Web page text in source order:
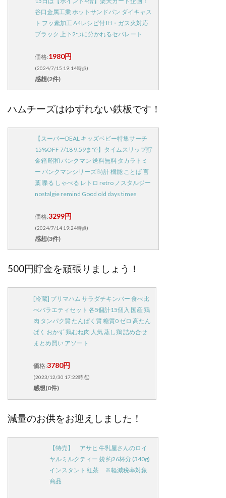
谷口金属工業 ホットサンドパン ダイキャス
ト フッ素加工 A4レシピ付 IH・ガス火対応
ブラック 上下2つに分かれるセパレート
価格:1980円
(2024/7/15 19:14時点)
感想(2件)
ハムチーズはゆずれない鉄板です！
【スーパーDEAL キッズベビー特集サーチ
15%OFF 7/18 9:59まで】タイムスリップ貯
金箱 昭和 バンクマン 送料無料 タカラトミ
ー バンクマンシリーズ 時計 機能 ことば 言
葉 喋る しゃべる レトロ retro ノスタルジー
nostalgie remind Good old days times
価格:3299円
(2024/7/14 19:24時点)
感想(3件)
500円貯金を頑張りましょう！
[冷蔵] プリマハム サラダチキンバー 食べ比
べバラエティセット 各5個計15個入 国産 鶏
肉 タンパク質 たんぱく質 糖質0 ゼロ 高たん
ぱく おかず 鶏むね肉 人気 蒸し鶏 詰め合せ
まとめ買い アソート
価格:3780円
(2023/12/30 17:22時点)
感想(0件)
減量のお供をお迎えしました！
【特売】 アサヒ 牛乳屋さんのロイ
ヤルミルクティー 袋 約26杯分 (340g)
インスタント 紅茶 ※軽減税率対象
商品